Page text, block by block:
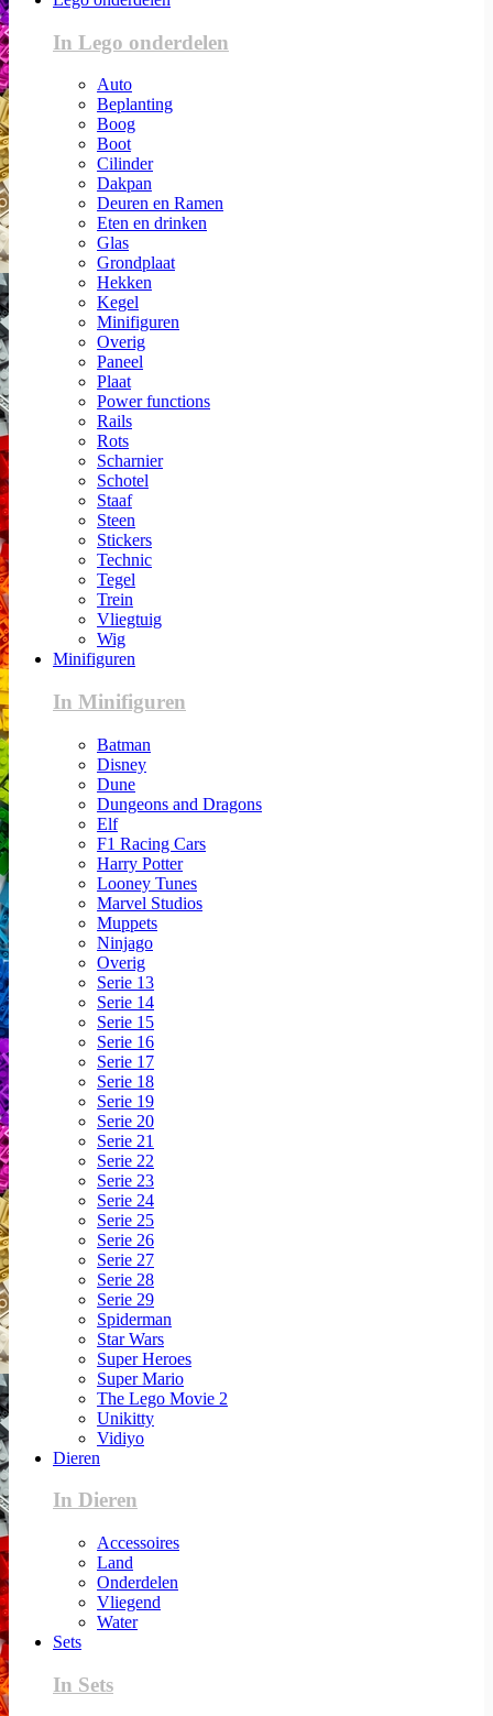
In Lego onderdelen
Auto
Beplanting
Boog
Boot
Cilinder
Dakpan
Deuren en Ramen
Eten en drinken
Glas
Grondplaat
Hekken
Kegel
Minifiguren
Overig
Paneel
Plaat
Power functions
Rails
Rots
Scharnier
Schotel
Staaf
Steen
Stickers
Technic
Tegel
Trein
Vliegtuig
Wig
Minifiguren
In Minifiguren
Batman
Disney
Dune
Dungeons and Dragons
Elf
F1 Racing Cars
Harry Potter
Looney Tunes
Marvel Studios
Muppets
Ninjago
Overig
Serie 13
Serie 14
Serie 15
Serie 16
Serie 17
Serie 18
Serie 19
Serie 20
Serie 21
Serie 22
Serie 23
Serie 24
Serie 25
Serie 26
Serie 27
Serie 28
Serie 29
Spiderman
Star Wars
Super Heroes
Super Mario
The Lego Movie 2
Unikitty
Vidiyo
Dieren
In Dieren
Accessoires
Land
Onderdelen
Vliegend
Water
Sets
In Sets